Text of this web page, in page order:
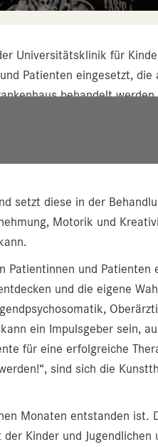
Universitätsklinik für
Patienten eingesetzt,
behandelt
setzt diese in der
Motorik und
Patientinnen und
und die eigene
ein Impulsgeber sein,
für eine erfolgreiche
sind sich die
Monaten entstanden ist.
Kinder und